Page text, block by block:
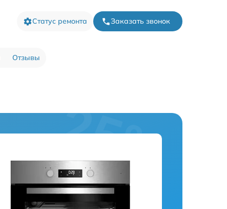
Статус ремонта Заказать звонок
Отзывы